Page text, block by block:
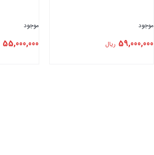
موجود
59,000,000 ریال
موجود
55,000,000